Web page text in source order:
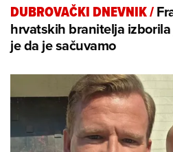
DUBROVAČKI DNEVNIK/
hrvatskih branitelja
je da je sačuvamo